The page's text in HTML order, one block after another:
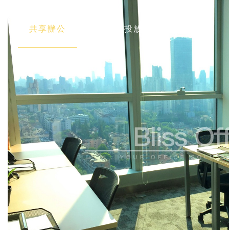
共享辦公 委托&投放